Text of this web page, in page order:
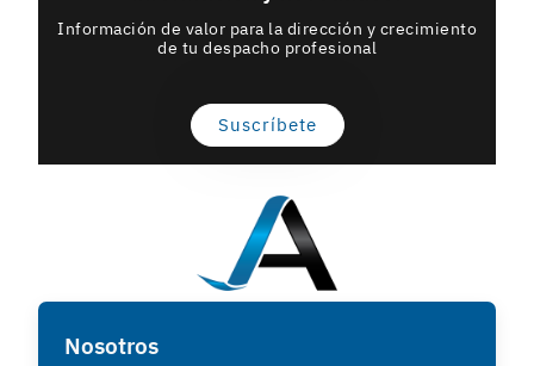
Información de valor para la dirección y crecimiento
de tu despacho profesional
Suscríbete
Nosotros